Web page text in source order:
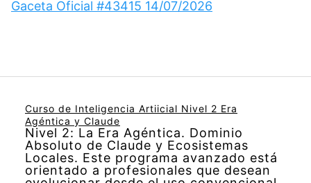
Gaceta Oficial #43415 14/07/2026
Curso de Inteligencia Artiicial Nivel 2 Era
Agéntica y Claude
Nivel 2: La Era Agéntica. Dominio
Absoluto de Claude y Ecosistemas
Locales. Este programa avanzado está
orientado a profesionales que desean